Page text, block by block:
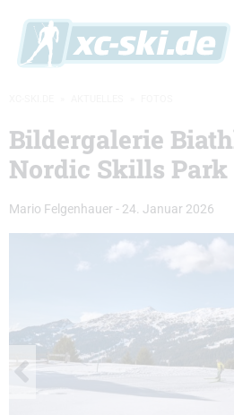
Bildergalerie
Nordic Skills Park
Mario Felgenhauer - 24. Januar 2026